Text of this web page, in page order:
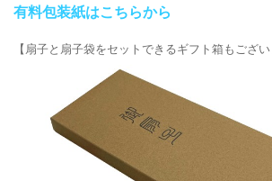
有料包装紙はこちらから
【扇子と扇子袋をセットできるギフト箱もござい